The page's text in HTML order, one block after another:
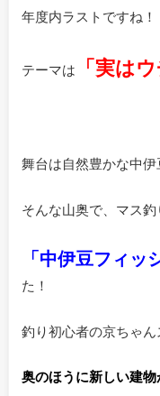
年度内ラストですね！
テーマは 「実は
舞台は自然豊かな中伊
そんな山奥で、マス
「中伊豆フィッ
た！
釣り初心者の京ちゃ
奥のほうに新しい建物